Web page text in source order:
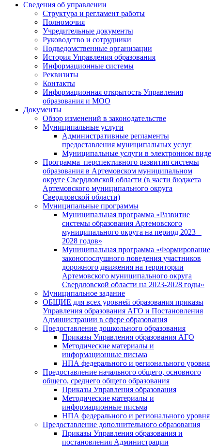
Сведения об управлении
Структура и регламент работы
Полномочия
Учредительные документы
Руководство и сотрудники
Подведомственные организации
История Управления образования
Информационные системы
Реквизиты
Контакты
Информационная открытость Управления
образования и МОО
Документы
Обзор изменений в законодательстве
Муниципальные услуги
Административные регламенты
предоставления муниципальных услуг
Муниципальные услуги в электронном виде
Программа перспективного развития системы
образования в Артемовском муниципальном
округе Свердловской области (в части бюджета
Артемовского муниципального округа
Свердловской области)
Муниципальные программы
Муниципальная программа «Развитие
системы образования Артемовского
муниципального округа на период 2023 –
2028 годов»
Муниципальная программа «Формирование
законопослушного поведения участников
дорожного движения на территории
Артемовского муниципального округа
Свердловской области на 2023-2028 годы»
Муниципальное задание
ОБЩИЕ для всех уровней образования приказы
Управления образования АГО и Постановления
Администрации в сфере образования
Предоставление дошкольного образования
Приказы Управления образования АГО
Методические материалы и
информационные письма
НПА федерального и регионального уровня
Предоставление начального общего, основного
общего, среднего общего образования
Приказы Управления образования
Методические материалы и
информационные письма
НПА федерального и регионального уровня
Предоставление дополнительного образования
Приказы Управления образования и
постановления Администрации